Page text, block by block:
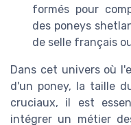
formés pour
des poneys
de selle français
Dans cet univers où
d'un poney, la taille
cruciaux, il est
intégrer un métier